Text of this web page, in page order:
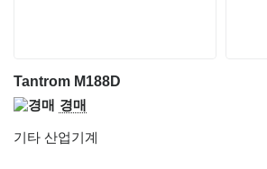
Tantrom M188D
경매
기타 산업기계